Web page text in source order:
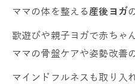
ママの体を整える産後ヨガ
歌遊びや親子ヨガで赤ちゃ
ママの骨盤ケアや姿勢改善
マインドフルネスも取り入